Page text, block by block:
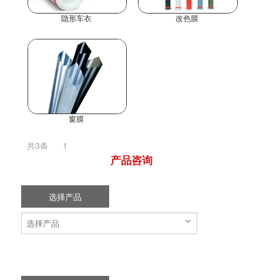
隐形车衣 改色膜
窗膜
共3条 1
产品咨询
选择产品